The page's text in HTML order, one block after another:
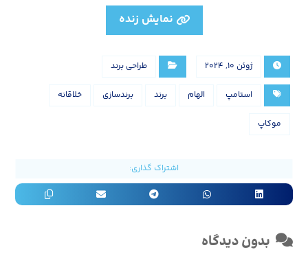
نمایش زنده
ژوئن ۱۰, ۲۰۲۴ طراحی برند
استامپ الهام برند برندسازی خلاقانه
موکاپ
بدون دیدگاه